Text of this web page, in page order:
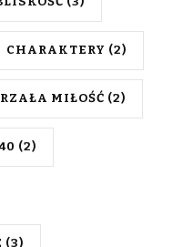
CHARAKTERY (2)
MIŁOŚĆ (2)
(2)
(3)